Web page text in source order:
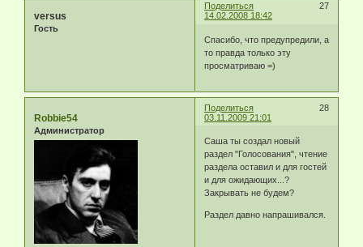
Поделиться
27
14.02.2008 18:42
versus
Гость
Спасибо, что предупредили, а
то правда только эту
просматриваю =)
Поделиться
28
03.11.2009 21:01
Robbie54
Администратор
Саша ты создал новый
раздел "Голосования", чтение
раздела оставил и для гостей
и для ожидающих...?
Закрывать не будем?
Раздел давно напрашивался.